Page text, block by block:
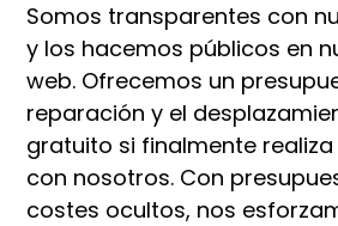
Somos transparentes con
y los hacemos públicos en
web. Ofrecemos un
reparación y el
gratuito si finalmente
con nosotros. Con
costes ocultos, nos